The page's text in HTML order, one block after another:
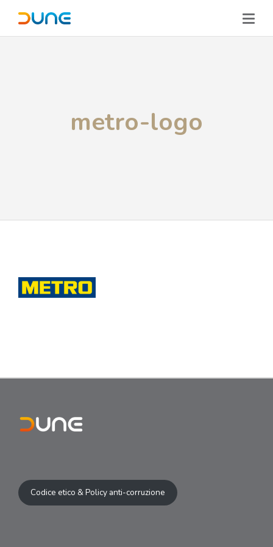
metro-logo
Codice etico & Policy anti-corruzione